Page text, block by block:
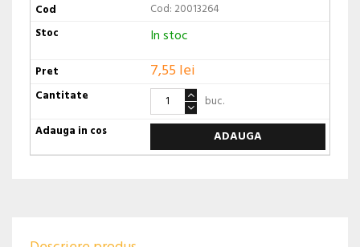
Cod: 20013264
In stoc
7,55 lei
buc.
ADAUGA